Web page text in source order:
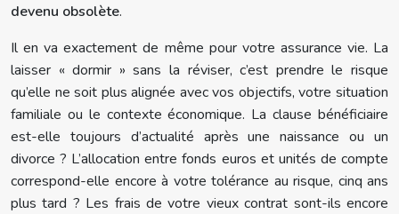
devenu obsolète.
Il en va exactement de même pour votre assurance vie. La
laisser « dormir » sans la réviser, c’est prendre le risque
qu’elle ne soit plus alignée avec vos objectifs, votre situation
familiale ou le contexte économique. La clause bénéficiaire
est-elle toujours d’actualité après une naissance ou un
divorce ? L’allocation entre fonds euros et unités de compte
correspond-elle encore à votre tolérance au risque, cinq ans
plus tard ? Les frais de votre vieux contrat sont-ils encore